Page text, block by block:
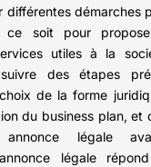
différentes démarches
ce soit pour
utiles à la
des étapes
de la forme
du business plan, et
annonce légale
légale